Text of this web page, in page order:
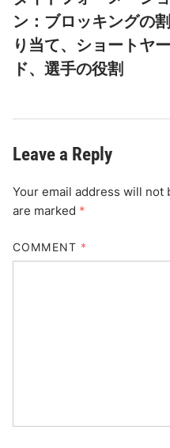
ン：ブロッキングの割
り当て、ショートヤー
ド、選手の役割
Leave a Reply
Your email address will not
are marked *
COMMENT *